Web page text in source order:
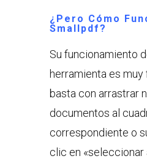
¿Pero Cómo
Smallpdf?
Su funcionamiento
herramienta es
basta con arrastrar
documentos al
correspondiente o
clic en «seleccionar